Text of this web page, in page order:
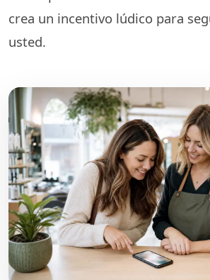
crea un incentivo lúdico para
usted.